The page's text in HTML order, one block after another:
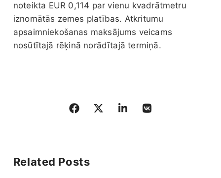
noteikta EUR 0,114 par vienu kvadrātmetru
iznomātās zemes platības. Atkritumu
apsaimniekošanas maksājums veicams
nosūtītajā rēķinā norādītajā termiņā.
Related Posts